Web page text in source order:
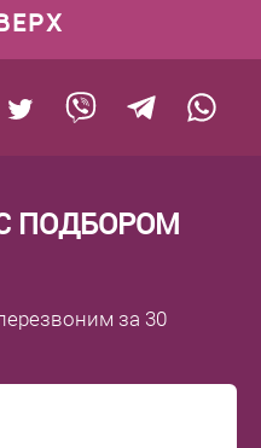
ПОДБОРОМ
за 30